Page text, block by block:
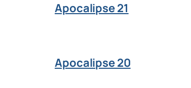
Apocalipse 21
Apocalipse 20